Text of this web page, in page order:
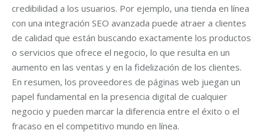
credibilidad a los usuarios. Por ejemplo, una tienda en línea
con una integración SEO avanzada puede atraer a clientes
de calidad que están buscando exactamente los productos
o servicios que ofrece el negocio, lo que resulta en un
aumento en las ventas y en la fidelización de los clientes.
En resumen, los proveedores de páginas web juegan un
papel fundamental en la presencia digital de cualquier
negocio y pueden marcar la diferencia entre el éxito o el
fracaso en el competitivo mundo en línea.